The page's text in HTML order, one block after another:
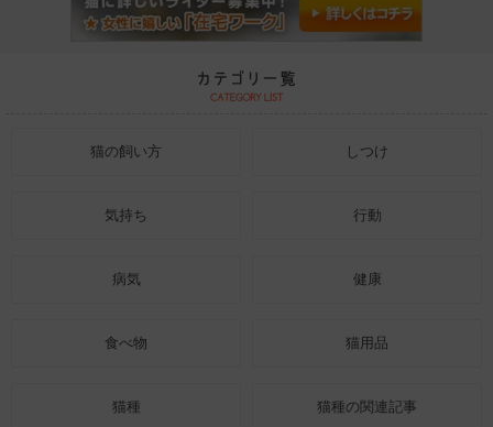
猫の飼い方 しつけ
気持ち 行動
病気 健康
食べ物 猫用品
猫種 猫種の関連記事